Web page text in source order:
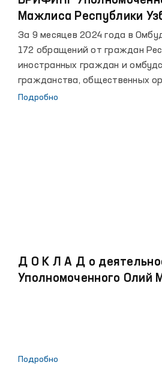
Мажлиса Республики
правам человека
итогам рассмотрения
граждан за 9 месяцев
За 9 месяцев 2024 года в
172 обращений от граждан
иностранных граждан и
гражданства, общественных
юридических лиц.
Подробно
Д О К Л А Д о
Уполномоченного Олий
Подробно